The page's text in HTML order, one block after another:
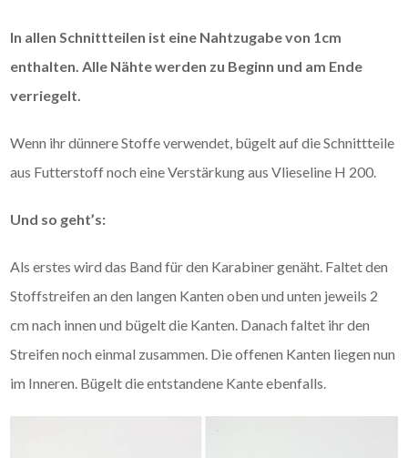
In allen Schnittteilen ist eine Nahtzugabe von 1cm
enthalten. Alle Nähte werden zu Beginn und am Ende
verriegelt.
Wenn ihr dünnere Stoffe verwendet, bügelt auf die Schnittteile
aus Futterstoff noch eine Verstärkung aus Vlieseline H 200.
Und so geht’s:
Als erstes wird das Band für den Karabiner genäht. Faltet den
Stoffstreifen an den langen Kanten oben und unten jeweils 2
cm nach innen und bügelt die Kanten. Danach faltet ihr den
Streifen noch einmal zusammen. Die offenen Kanten liegen nun
im Inneren. Bügelt die entstandene Kante ebenfalls.